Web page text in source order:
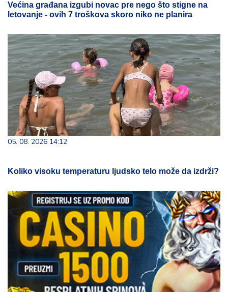
Većina građana izgubi novac pre nego što stigne na
letovanje - ovih 7 troškova skoro niko ne planira
05. 08. 2026 14:12
Koliko visoku temperaturu ljudsko telo može da izdrži?